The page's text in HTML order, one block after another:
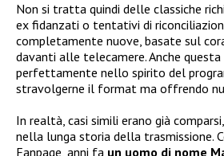
Non si tratta quindi delle classiche
ex fidanzati o tentativi di
completamente nuove, basate sul
davanti alle telecamere. Anche
perfettamente nello spirito del
stravolgerne il format ma offrendo
In realtà, casi simili erano già
nella lunga storia della trasmissione.
Fanpage, anni fa un uomo di nome